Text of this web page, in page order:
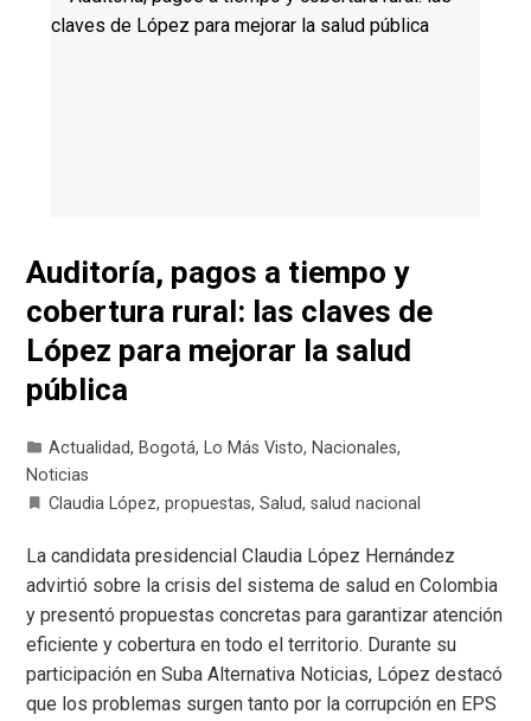
Auditoría, pagos a tiempo y
cobertura rural: las claves de
López para mejorar la salud
pública
Actualidad, Bogotá, Lo Más Visto, Nacionales,
Noticias
Claudia López,propuestas,Salud,salud nacional
La candidata presidencial Claudia López Hernández
advirtió sobre la crisis del sistema de salud en Colombia
y presentó propuestas concretas para garantizar atención
eficiente y cobertura en todo el territorio. Durante su
participación en Suba Alternativa Noticias, López destacó
que los problemas surgen tanto por la corrupción en EPS